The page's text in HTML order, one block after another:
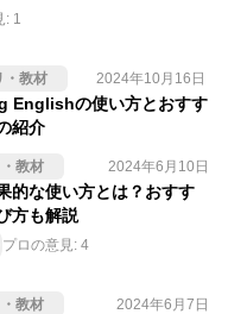
: 1
・教材 2024年10月16日
Englishの使い方とおすす
紹介
教材 2024年6月10日
的な使い方とは？おすす
方も解説
プロの意見: 4
教材 2024年6月7日